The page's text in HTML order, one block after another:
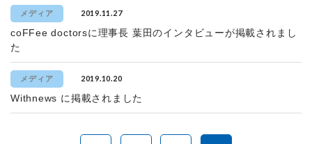
メディア 2019.11.27
coFFee doctorsに理事長 葉田のインタビューが掲載されまし
た
メディア 2019.10.20
Withnews に掲載されました